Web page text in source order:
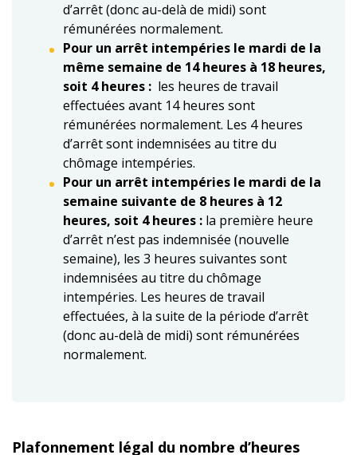
d’arrêt (donc au-delà de midi) sont
rémunérées normalement.
Pour un arrêt intempéries le mardi de la
même semaine de 14 heures à 18 heures,
soit 4 heures : les heures de travail
effectuées avant 14 heures sont
rémunérées normalement. Les 4 heures
d’arrêt sont indemnisées au titre du
chômage intempéries.
Pour un arrêt intempéries le mardi de la
semaine suivante de 8 heures à 12
heures, soit 4 heures : la première heure
d’arrêt n’est pas indemnisée (nouvelle
semaine), les 3 heures suivantes sont
indemnisées au titre du chômage
intempéries. Les heures de travail
effectuées, à la suite de la période d’arrêt
(donc au-delà de midi) sont rémunérées
normalement.
Plafonnement légal du nombre d’heures